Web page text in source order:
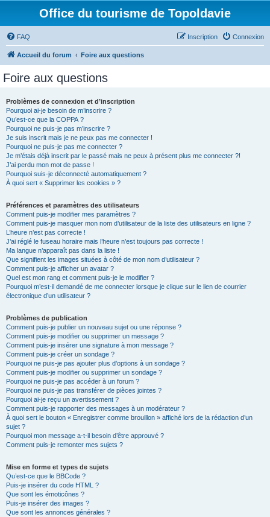
Office du tourisme de Topoldavie
FAQ Connexion
Inscription
Accueil du forum Foire aux questions
Foire aux questions
Problèmes de connexion et d’inscription
Pourquoi ai-je besoin de m’inscrire ?
Qu’est-ce que la COPPA ?
Pourquoi ne puis-je pas m’inscrire ?
Je suis inscrit mais je ne peux pas me connecter !
Pourquoi ne puis-je pas me connecter ?
Je m’étais déjà inscrit par le passé mais ne peux à présent plus me connecter ?!
J’ai perdu mon mot de passe !
Pourquoi suis-je déconnecté automatiquement ?
À quoi sert « Supprimer les cookies » ?
Préférences et paramètres des utilisateurs
Comment puis-je modifier mes paramètres ?
Comment puis-je masquer mon nom d’utilisateur de la liste des utilisateurs en ligne ?
L’heure n’est pas correcte !
J’ai réglé le fuseau horaire mais l’heure n’est toujours pas correcte !
Ma langue n’apparaît pas dans la liste !
Que signifient les images situées à côté de mon nom d’utilisateur ?
Comment puis-je afficher un avatar ?
Quel est mon rang et comment puis-je le modifier ?
Pourquoi m’est-il demandé de me connecter lorsque je clique sur le lien de courrier
électronique d’un utilisateur ?
Problèmes de publication
Comment puis-je publier un nouveau sujet ou une réponse ?
Comment puis-je modifier ou supprimer un message ?
Comment puis-je insérer une signature à mon message ?
Comment puis-je créer un sondage ?
Pourquoi ne puis-je pas ajouter plus d’options à un sondage ?
Comment puis-je modifier ou supprimer un sondage ?
Pourquoi ne puis-je pas accéder à un forum ?
Pourquoi ne puis-je pas transférer de pièces jointes ?
Pourquoi ai-je reçu un avertissement ?
Comment puis-je rapporter des messages à un modérateur ?
À quoi sert le bouton « Enregistrer comme brouillon » affiché lors de la rédaction d’un
sujet ?
Pourquoi mon message a-t-il besoin d’être approuvé ?
Comment puis-je remonter mes sujets ?
Mise en forme et types de sujets
Qu’est-ce que le BBCode ?
Puis-je insérer du code HTML ?
Que sont les émoticônes ?
Puis-je insérer des images ?
Que sont les annonces générales ?